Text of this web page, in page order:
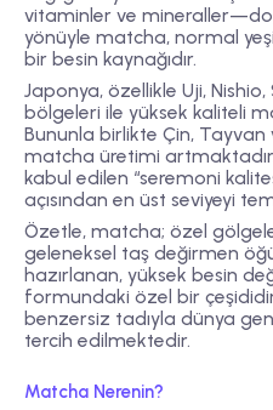
vitaminler ve
yönüyle matcha, normal
bir besin kaynağıdır.
Japonya, özellikle Uji,
bölgeleri ile yüksek kaliteli
Bununla birlikte Çin, Tayvan
matcha üretimi
kabul edilen “seremoni
açısından en üst seviyeyi
Özetle, matcha; özel
geleneksel taş değirmen
hazırlanan, yüksek besin
formundaki özel bir
benzersiz tadıyla dünya
tercih edilmektedir.
Matcha Nerenin?